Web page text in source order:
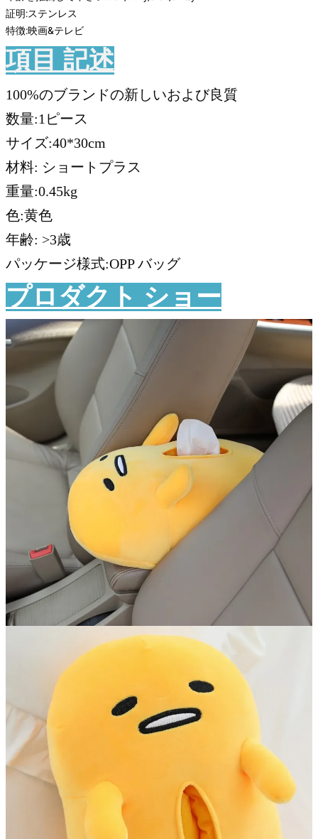
証明:ステンレス
特徴:映画&テレビ
項目 記述
100%のブランドの新しいおよび良質
数量:1ピース
サイズ:40*30cm
材料: ショートプラス
重量:0.45kg
色:黄色
年齢: >3歳
パッケージ様式:OPP バッグ
プロダクト ショー